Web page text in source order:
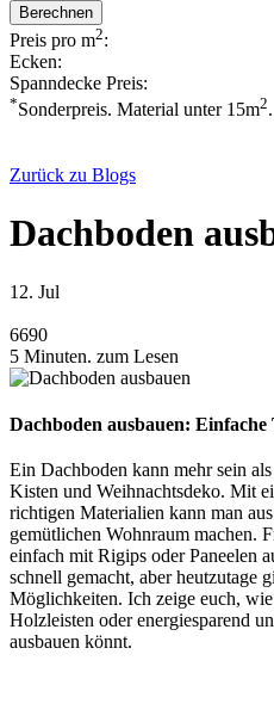
Berechnen
Preis pro m2:
Ecken:
Spanndecke Preis:
*Sonderpreis. Material unter 15m2.
Zurück zu Blogs
Dachboden
12. Jul
6690
5 Minuten. zum Lesen
Dachboden ausbauen:
Ein Dachboden kann mehr sein
Kisten und Weihnachtsdeko. Mit
richtigen Materialien kann man
gemütlichen Wohnraum machen.
einfach mit Rigips oder Paneelen
schnell gemacht, aber heutzutage
Möglichkeiten. Ich zeige euch,
Holzleisten oder energiesparend
ausbauen könnt.